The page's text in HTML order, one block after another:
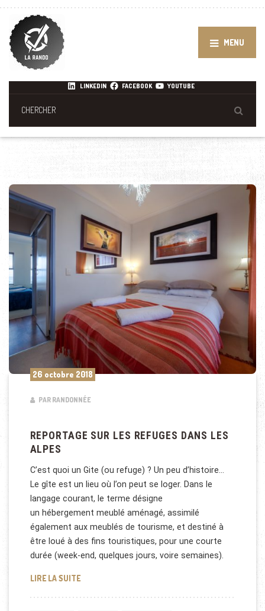
MENU
LINKEDIN FACEBOOK YOUTUBE
26 octobre 2018
PAR RANDONNÉE
REPORTAGE SUR LES REFUGES DANS LES
ALPES
C’est quoi un Gite (ou refuge) ? Un peu d’histoire…
Le gîte est un lieu où l’on peut se loger. Dans le
langage courant, le terme désigne
un hébergement meublé aménagé, assimilé
également aux meublés de tourisme, et destiné à
être loué à des fins touristiques, pour une courte
durée (week-end, quelques jours, voire semaines).
LIRE LA SUITEREPORTAGE SUR LES REFUGES DANS LES ALPES